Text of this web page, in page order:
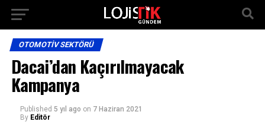
OTOMOTIV SEKTÖRÜ
Dacai’dan Kaçırılmayacak
Kampanya
Published 5 yıl ago on 7 Haziran 2021
By Editör